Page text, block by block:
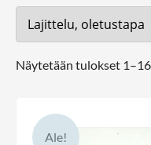
Näytetään tulokset
Ale!